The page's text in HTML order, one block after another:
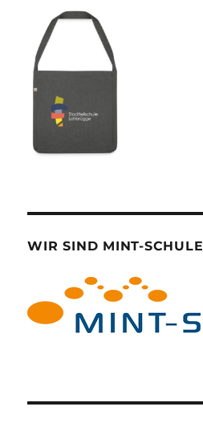
WIR SIND MINT-SCHULE